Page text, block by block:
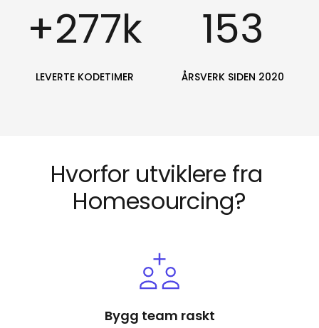
+277k
LEVERTE KODETIMER
153
ÅRSVERK SIDEN 2020
Hvorfor utviklere fra
Homesourcing?
Bygg team raskt